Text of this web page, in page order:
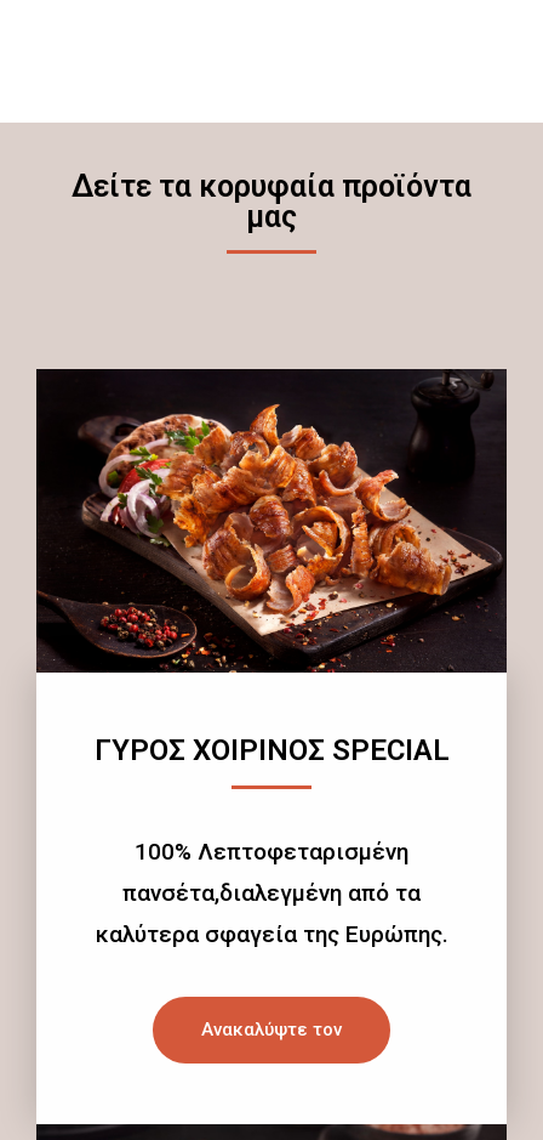
Δείτε τα κορυφαία προϊόντα
μας
ΓΥΡΟΣ ΧΟΙΡΙΝΟΣ SPECIAL
100% Λεπτοφεταρισμένη
πανσέτα,διαλεγμένη από τα
καλύτερα σφαγεία της Ευρώπης.
Ανακαλύψτε τον